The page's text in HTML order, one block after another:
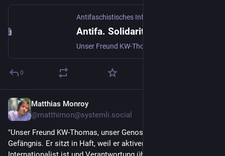
Antifaschistisches Infoblatt
0
Matthias Monroy
@matthimon@systemli.social
"Unser Freund KW-Thomas, unser Genosse
Gefängnis. Er sitzt in Haft, weil er aktiver Antifaschist und